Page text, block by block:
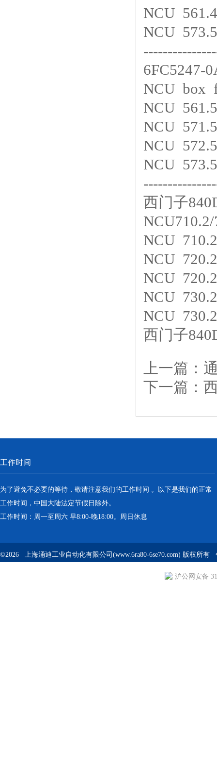
NCU
NCU
6FC5247-
NCU box
NCU
NCU
NCU
NCU
西门子
NCU
NCU
NCU
NCU
NCU
西门子
上一篇：
下一篇：
工作时间
为了避免不必要的等待，敬请注意我们的工作时间 。以下是我们的正常
工作时间，中国大陆法定节假日除外。
工作时间：周一至周六 早8:00-晚18:00。周日休息
©2026 上海涌迪工业自动化有限公司(www.6ra80-6se70.com) 版权所有
沪公网安备